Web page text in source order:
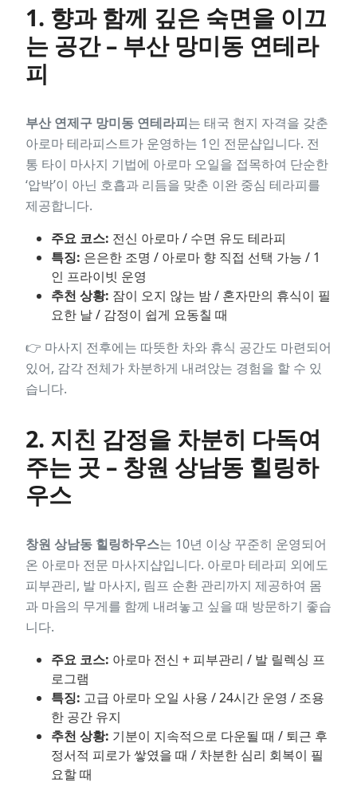
1. 향과 함께 깊은 숙면을 이끄
는 공간 – 부산 망미동 연테라
피
부산 연제구 망미동 연테라피는 태국 현지 자격을 갖춘
아로마 테라피스트가 운영하는 1인 전문샵입니다. 전
통 타이 마사지 기법에 아로마 오일을 접목하여 단순한
‘압박’이 아닌 호흡과 리듬을 맞춘 이완 중심 테라피를
제공합니다.
주요 코스: 전신 아로마 / 수면 유도 테라피
특징: 은은한 조명 / 아로마 향 직접 선택 가능 / 1
인 프라이빗 운영
추천 상황: 잠이 오지 않는 밤 / 혼자만의 휴식이 필
요한 날 / 감정이 쉽게 요동칠 때
👉 마사지 전후에는 따뜻한 차와 휴식 공간도 마련되어
있어, 감각 전체가 차분하게 내려앉는 경험을 할 수 있
습니다.
2. 지친 감정을 차분히 다독여
주는 곳 – 창원 상남동 힐링하
우스
창원 상남동 힐링하우스는 10년 이상 꾸준히 운영되어
온 아로마 전문 마사지샵입니다. 아로마 테라피 외에도
피부관리, 발 마사지, 림프 순환 관리까지 제공하여 몸
과 마음의 무게를 함께 내려놓고 싶을 때 방문하기 좋습
니다.
주요 코스: 아로마 전신 + 피부관리 / 발 릴렉싱 프
로그램
특징: 고급 아로마 오일 사용 / 24시간 운영 / 조용
한 공간 유지
추천 상황: 기분이 지속적으로 다운될 때 / 퇴근 후
정서적 피로가 쌓였을 때 / 차분한 심리 회복이 필
요할 때